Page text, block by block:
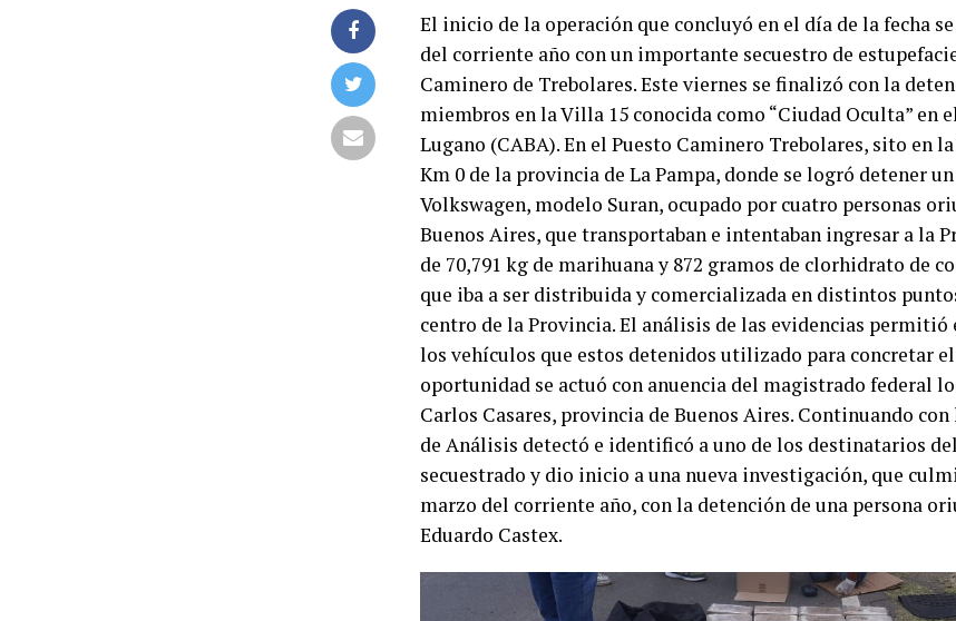
El inicio de la operación que concluyó en el día de la fecha
del corriente año con un importante secuestro de
Caminero de Trebolares. Este viernes se finalizó con la
miembros en la Villa 15 conocida como “Ciudad Oculta” en
Lugano (CABA). En el Puesto Caminero Trebolares, sito en
Km 0 de la provincia de La Pampa, donde se logró detener
Volkswagen, modelo Suran, ocupado por cuatro personas
Buenos Aires, que transportaban e intentaban ingresar a la
de 70,791 kg de marihuana y 872 gramos de clorhidrato de
que iba a ser distribuida y comercializada en distintos
centro de la Provincia. El análisis de las evidencias permitió
los vehículos que estos detenidos utilizado para concretar
oportunidad se actuó con anuencia del magistrado federal
Carlos Casares, provincia de Buenos Aires. Continuando
de Análisis detectó e identificó a uno de los destinatarios
secuestrado y dio inicio a una nueva investigación, que
marzo del corriente año, con la detención de una persona
Eduardo Castex.